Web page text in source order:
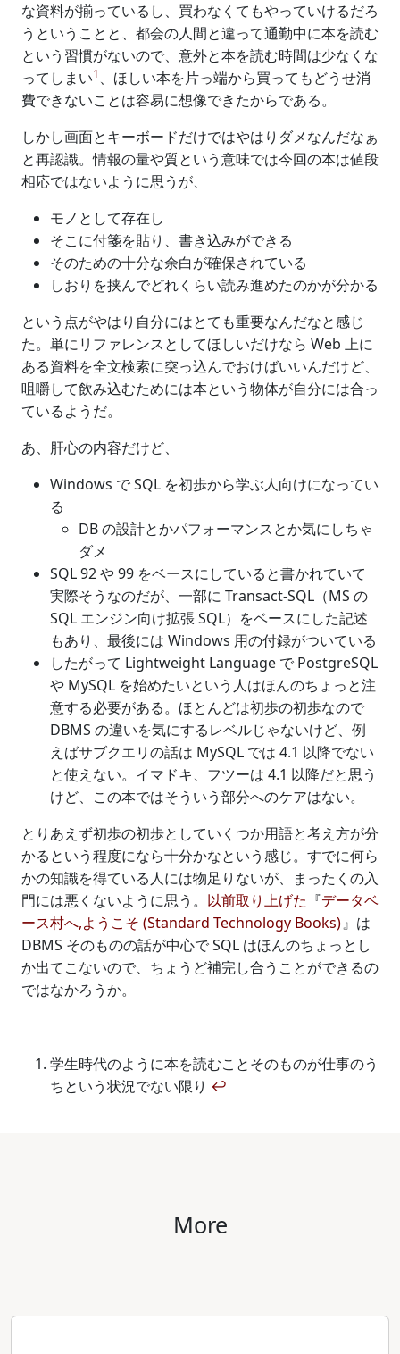
な資料が揃っているし、買わなくてもやっていけるだろ
うということと、都会の人間と違って通勤中に本を読む
という習慣がないので、意外と本を読む時間は少なくな
ってしまい1 、ほしい本を片っ端から買ってもどうせ消
費できないことは容易に想像できたからである。
しかし画面とキーボードだけではやはりダメなんだなぁ
と再認識。情報の量や質という意味では今回の本は値段
相応ではないように思うが、
モノとして存在し
そこに付箋を貼り、書き込みができる
そのための十分な余白が確保されている
しおりを挟んでどれくらい読み進めたのかが分かる
という点がやはり自分にはとても重要なんだなと感じ
た。単にリファレンスとしてほしいだけなら Web 上に
ある資料を全文検索に突っ込んでおけばいいんだけど、
咀嚼して飲み込むためには本という物体が自分には合っ
ているようだ。
あ、肝心の内容だけど、
Windows で SQL を初歩から学ぶ人向けになってい
る
DB の設計とかパフォーマンスとか気にしちゃ
ダメ
SQL 92 や 99 をベースにしていると書かれていて
実際そうなのだが、一部に Transact-SQL（MS の
SQL エンジン向け拡張 SQL）をベースにした記述
もあり、最後には Windows 用の付録がついている
したがって Lightweight Language で PostgreSQL
や MySQL を始めたいという人はほんのちょっと注
意する必要がある。ほとんどは初歩の初歩なので
DBMS の違いを気にするレベルじゃないけど、例
えばサブクエリの話は MySQL では 4.1 以降でない
と使えない。イマドキ、フツーは 4.1 以降だと思う
けど、この本ではそういう部分へのケアはない。
とりあえず初歩の初歩としていくつか用語と考え方が分
かるという程度になら十分かなという感じ。すでに何ら
かの知識を得ている人には物足りないが、まったくの入
門には悪くないように思う。 以前取り上げた 『データベ
ース村へ,ようこそ (Standard Technology Books)』は
DBMS そのものの話が中心で SQL はほんのちょっとし
か出てこないので、ちょうど補完し合うことができるの
ではなかろうか。
学生時代のように本を読むことそのものが仕事のう
ちという状況でない限り ↩
More